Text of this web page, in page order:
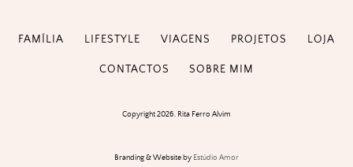
FAMÍLIA LIFESTYLE VIAGENS PROJETOS LOJA
CONTACTOS SOBRE MIM
Copyright 2026. Rita Ferro Alvim
Branding & Website by Estúdio Amor